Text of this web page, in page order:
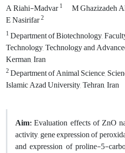
A Riahi-Madvar1 M Ghazizadeh
E Nasirifar2
1Department of Biotechnology,
Technology, Technology and
Kerman, Iran
2Department of Animal Science,
Islamic Azad University, Tehran, Iran
Aim:Evaluation effects of ZnO
activity, gene expression of
and expression of proline-5-